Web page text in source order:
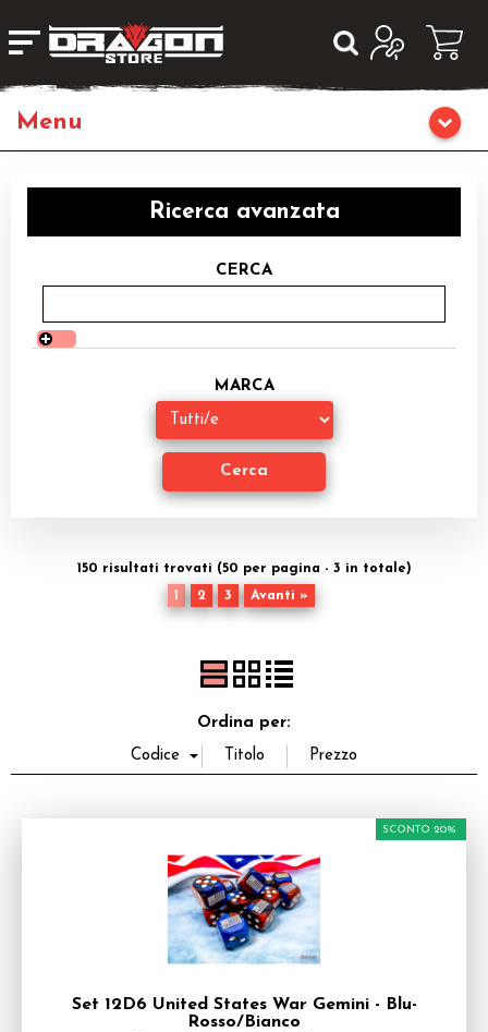
Giochi di Ruolo
Librigame
Editoria
Giochi di Carte Collezionabili
Accessori
Ricerca avanzata
CERCA
MARCA
150 risultati trovati (50 per pagina - 3 in totale)
1
2 3 Avanti »
Ordina per:
Set 12D6 United States War Gemini - Blu-
Rosso/Bianco
SCONTO 20%